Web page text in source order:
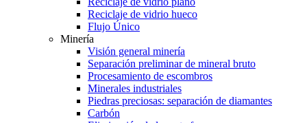
Reciclaje de vidrio hueco
Flujo Único
Minería
Visión general minería
Separación preliminar de mineral bruto
Procesamiento de escombros
Minerales industriales
Piedras preciosas: separación de diamantes
Carbón